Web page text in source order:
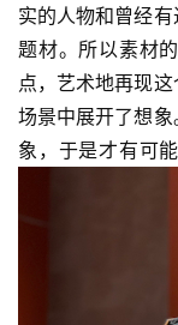
实的人物和曾经
题材。所以素材
点，艺术地再现
场景中展开了想
象，于是才有可